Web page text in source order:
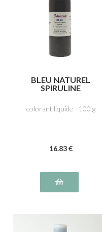
BLEU NATUREL
SPIRULINE
colorant liquide - 100 g
16.83 €